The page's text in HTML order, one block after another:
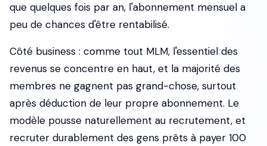
que quelques fois par an, l'abonnement mensuel a
peu de chances d'être rentabilisé.
Côté business : comme tout MLM, l'essentiel des
revenus se concentre en haut, et la majorité des
membres ne gagnent pas grand-chose, surtout
après déduction de leur propre abonnement. Le
modèle pousse naturellement au recrutement, et
recruter durablement des gens prêts à payer 100